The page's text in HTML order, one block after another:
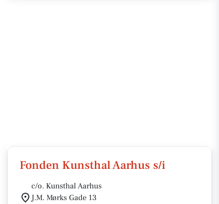
Fonden Kunsthal Aarhus s/i
c/o. Kunsthal Aarhus
J.M. Mørks Gade 13